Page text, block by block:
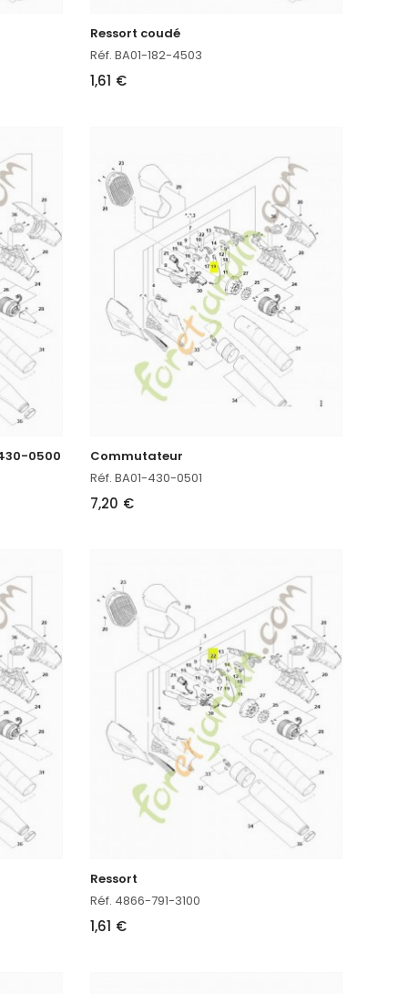
Ressort coudé
Réf. BA01-182-4503
1,61 €
0500
Commutateur
Réf. BA01-430-0501
7,20 €
Ressort
Réf. 4866-791-3100
1,61 €